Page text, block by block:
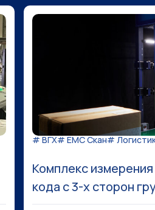
# ВГХ# ЕМС Скан#
Комплекс
кода с 3-х сторон